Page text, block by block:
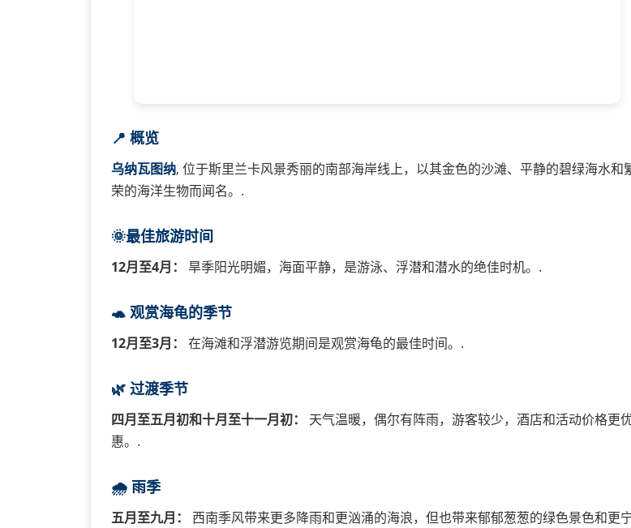
📍 概览
乌纳瓦图纳, 位于斯里兰卡风景秀丽的南部海岸线上，以其金色的沙滩、平静的碧绿海水和
荣的海洋生物而闻名。.
🌞最佳旅游时间
12月至4月： 旱季阳光明媚，海面平静，是游泳、浮潜和潜水的绝佳时机。.
🐢 观赏海龟的季节
12月至3月： 在海滩和浮潜游览期间是观赏海龟的最佳时间。.
🌿 过渡季节
四月至五月初和十月至十一月初：
天气温暖，偶尔有阵雨，游客较少，酒店和活动价格更
惠。.
🌧️ 雨季
五月至九月：
西南季风带来更多降雨和更汹涌的海浪，但也带来郁郁葱葱的绿色景色和更